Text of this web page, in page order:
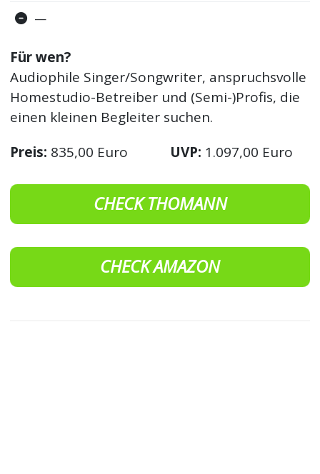
—
Für wen?
Audiophile Singer/Songwriter, anspruchsvolle
Homestudio-Betreiber und (Semi-)Profis, die
einen kleinen Begleiter suchen.
Preis: 835,00 Euro UVP: 1.097,00 Euro
CHECK THOMANN
CHECK AMAZON